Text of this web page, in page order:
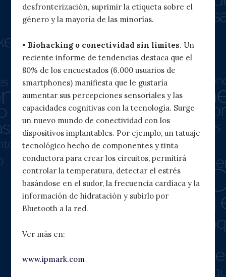
desfronterización, suprimir la etiqueta sobre el
género y la mayoría de las minorías.
• Biohacking o conectividad sin límites. Un
reciente informe de tendencias destaca que el
80% de los encuestados (6.000 usuarios de
smartphones) manifiesta que le gustaría
aumentar sus percepciones sensoriales y las
capacidades cognitivas con la tecnología. Surge
un nuevo mundo de conectividad con los
dispositivos implantables. Por ejemplo, un tatuaje
tecnológico hecho de componentes y tinta
conductora para crear los circuitos, permitirá
controlar la temperatura, detectar el estrés
basándose en el sudor, la frecuencia cardíaca y la
información de hidratación y subirlo por
Bluetooth a la red.
Ver más en:
www.ipmark.com